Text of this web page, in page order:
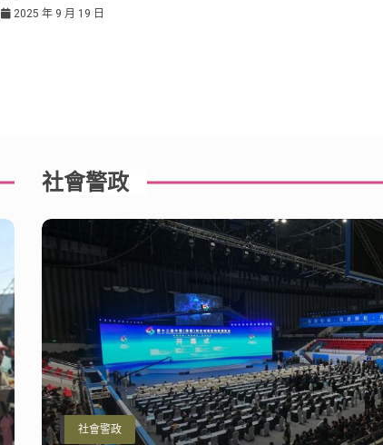
2025 年 9 月 19 日
社會警政
社會警政